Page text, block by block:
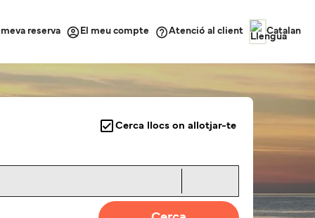
reserva El meu compte Atenció al client Catalan
Cerca llocs on allotjar-te